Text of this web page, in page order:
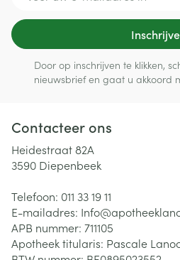
Door op inschrijven te klikken,
nieuwsbrief en gaat u akkoord
Contacteer ons
Heidestraat 82A
3590 Diepenbeek
Telefoon: 011 33 19 11
E-mailadres: Info@
APB nummer: 711105
Apotheek titularis: Pascale